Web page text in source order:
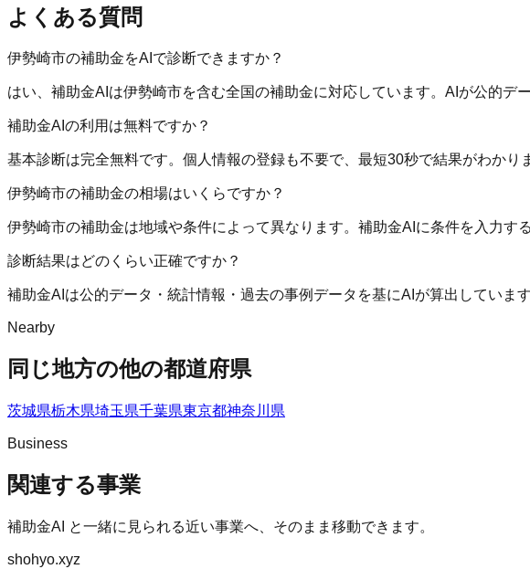
よくある質問
伊勢崎市の補助金をAIで診断できますか？
はい、補助金AIは伊勢崎市を含む全国の補助金に対応しています。AIが公的デ
補助金AIの利用は無料ですか？
基本診断は完全無料です。個人情報の登録も不要で、最短30秒で結果がわかり
伊勢崎市の補助金の相場はいくらですか？
伊勢崎市の補助金は地域や条件によって異なります。補助金AIに条件を入力す
診断結果はどのくらい正確ですか？
補助金AIは公的データ・統計情報・過去の事例データを基にAIが算出していま
Nearby
同じ地方の他の都道府県
茨城県栃木県埼玉県千葉県東京都神奈川県
Business
関連する事業
補助金AI と一緒に見られる近い事業へ、そのまま移動できます。
shohyo.xyz